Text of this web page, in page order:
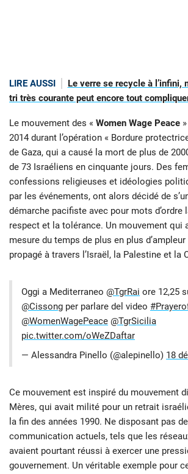
LIRE AUSSI
Le verre se recycle à l’infini,
tri très courante peut encore tout
Le mouvement des « Women Wage Peace
2014 durant l’opération « Bordure
de Gaza, qui a causé la mort de plus de
de 73 Israéliens en cinquante jours. Des
confessions religieuses et idéologies
par les événements, ont alors décidé de
démarche pacifiste avec pour mots d’ordre
respect et la tolérance. Un mouvement qui
mesure du temps de plus en plus
propagé à travers l’Israël, la Palestine et la
Oggi a Mediterraneo @TgrRai ore 12,25
@Cissong per parlare del video
@WomenWagePeace @TgrSicilia
pic.twitter.com/oWeZDaftar
— Alessandra Pinello (@alepinello) 18
Ce mouvement est inspiré du mouvement
Mères, qui avait milité pour un retrait
la fin des années 1990. Ne disposant pas
communication actuels, tels que les
avaient pourtant réussi à exercer une
gouvernement. Un véritable exemple pour